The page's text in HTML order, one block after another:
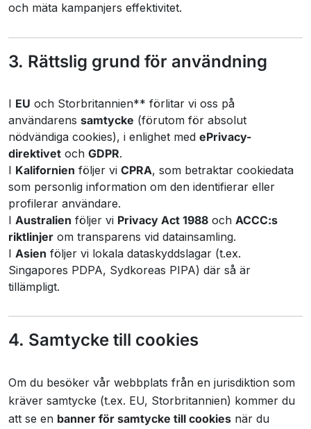
och mäta kampanjers effektivitet.
3. Rättslig grund för användning
I EU och Storbritannien** förlitar vi oss på
användarens samtycke (förutom för absolut
nödvändiga cookies), i enlighet med ePrivacy-
direktivet och GDPR.
I Kalifornien följer vi CPRA, som betraktar cookiedata
som personlig information om den identifierar eller
profilerar användare.
I Australien följer vi Privacy Act 1988 och ACCC:s
riktlinjer om transparens vid datainsamling.
I Asien följer vi lokala dataskyddslagar (t.ex.
Singapores PDPA, Sydkoreas PIPA) där så är
tillämpligt.
4. Samtycke till cookies
Om du besöker vår webbplats från en jurisdiktion som
kräver samtycke (t.ex. EU, Storbritannien) kommer du
att se en banner för samtycke till cookies när du